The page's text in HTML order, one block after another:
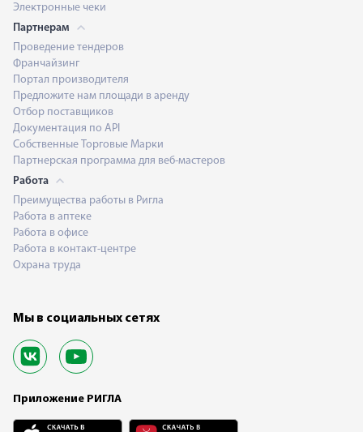
Электронные чеки
Партнерам
Проведение тендеров
Франчайзинг
Портал производителя
Предложите нам площади в аренду
Отбор поставщиков
Документация по API
Собственные Торговые Марки
Партнерская программа для веб-мастеров
Работа
Преимущества работы в Ригла
Работа в аптеке
Работа в офисе
Работа в контакт-центре
Охрана труда
Мы в социальных сетях
Приложение РИГЛА